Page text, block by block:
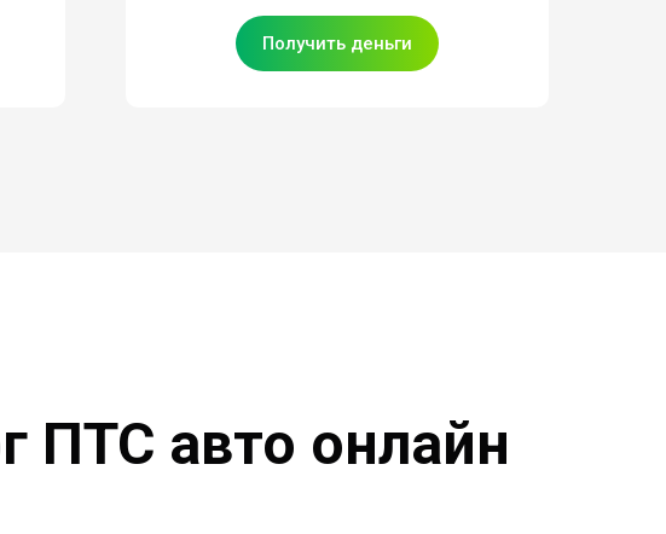
Получить деньги
ПТС авто онлайн